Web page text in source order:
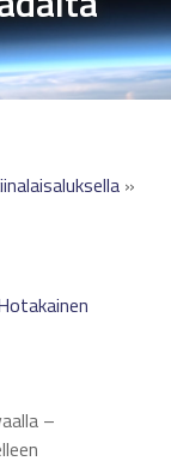
»
–